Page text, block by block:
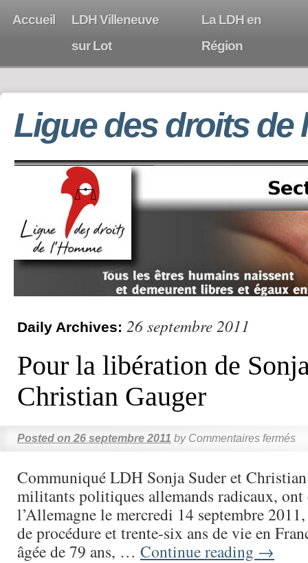
Accueil
LDH Villeneuve
sur Lot
La LDH en
Région
Ligue des droits de
Daily Archives: 26 septembre 2011
Pour la libération de
Christian Gauger
Posted on 26 septembre 2011 by Commentaires fermés
Communiqué LDH Sonja Suder et Christian
militants politiques allemands radicaux, ont
l’Allemagne le mercredi 14 septembre
de procédure et trente-six ans de vie en
âgée de 79 ans, … Continue reading →